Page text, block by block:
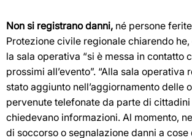
Non si registrano danni, né persone
Protezione civile regionale chiarendo
la sala operativa “si è messa in contatto
prossimi all’evento”. “Alla sala operativa
stato aggiunto nell’aggiornamento delle
pervenute telefonate da parte di
chiedevano informazioni. Al momento,
di soccorso o segnalazione danni a cose